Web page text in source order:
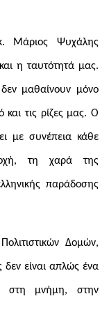
Μάριος Ψυχάλης
η ταυτότητά μας.
μαθαίνουν μόνο
και τις ρίζες μας. Ο
με συνέπεια κάθε
τη χαρά της
παράδοσης
Δομών,
είναι απλώς ένα
στη μνήμη, στην